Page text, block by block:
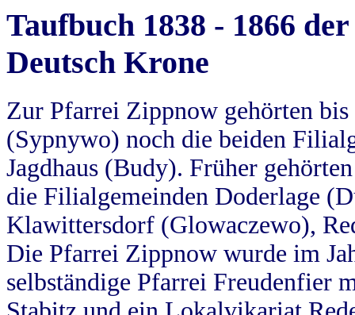
Taufbuch 1838 - 1866
Deutsch Krone
Zur Pfarrei Zippnow gehörten
(Sypnywo) noch die beiden
Jagdhaus (Budy). Früher
die Filialgemeinden Doderlage
Klawittersdorf (Glowaczewo),
Die Pfarrei Zippnow wurde im
selbständige Pfarrei Freudenfier